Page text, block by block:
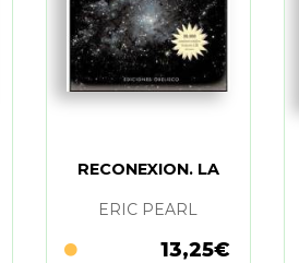
RECONEXION. LA
ERIC PEARL
13,25€